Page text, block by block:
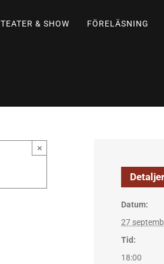
TEATER & SHOW FÖRELÄSNING
×
Detaljer
Datum:
27
Tid:
18:00